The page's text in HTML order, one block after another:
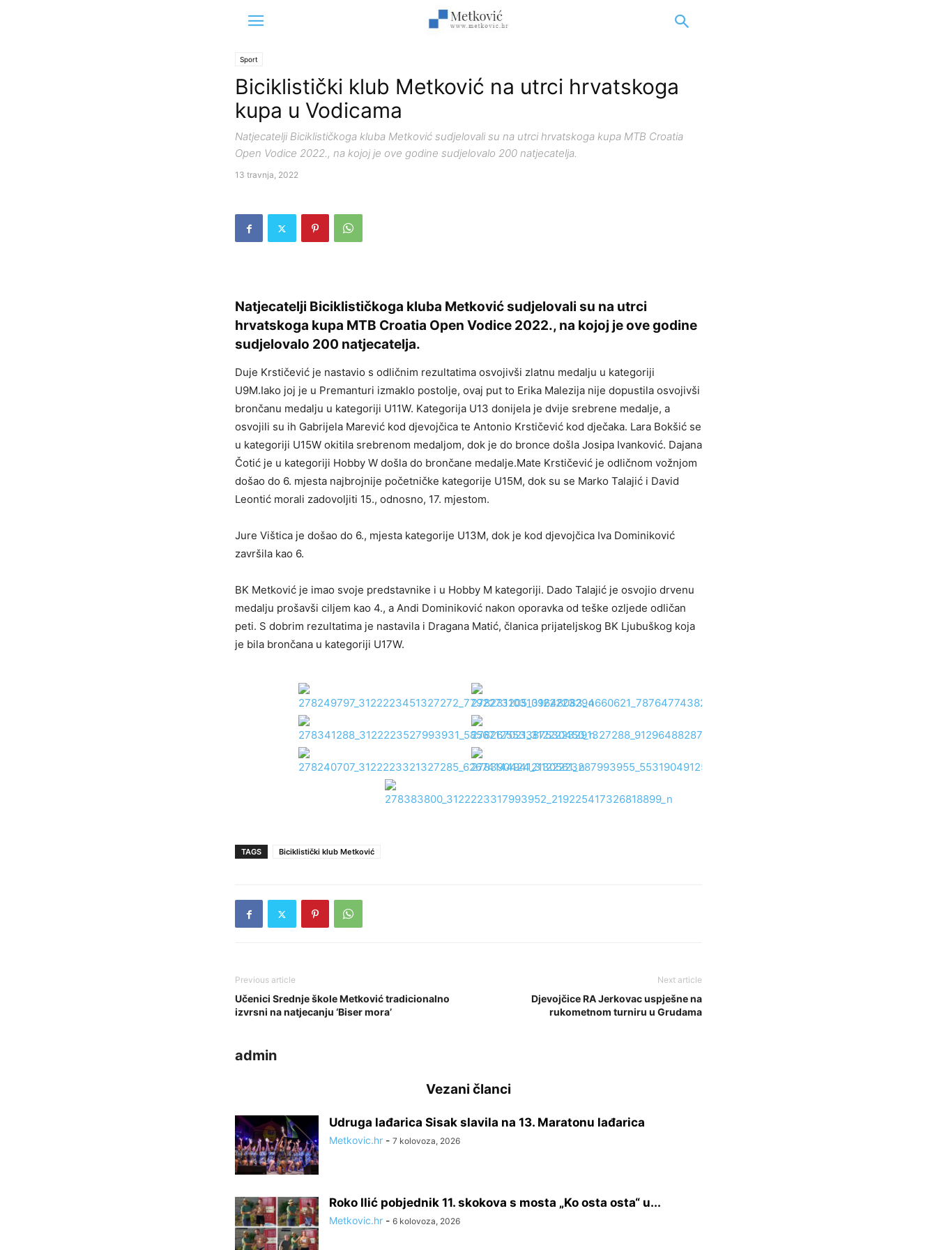
Sport
Biciklistički klub Metković na utrci hrvatskoga
kupa u Vodicama
Natjecatelji Biciklističkoga kluba Metković sudjelovali su na utrci hrvatskoga kupa MTB Croatia
Open Vodice 2022., na kojoj je ove godine sudjelovalo 200 natjecatelja.
13 travnja, 2022
Natjecatelji Biciklističkoga kluba Metković sudjelovali su na utrci
hrvatskoga kupa MTB Croatia Open Vodice 2022., na kojoj je ove godine
sudjelovalo 200 natjecatelja.
Duje Krstičević je nastavio s odličnim rezultatima osvojivši zlatnu medalju u kategoriji
U9M.Iako joj je u Premanturi izmaklo postolje, ovaj put to Erika Malezija nije dopustila osvojivši
brončanu medalju u kategoriji U11W. Kategorija U13 donijela je dvije srebrene medalje, a
osvojili su ih Gabrijela Marević kod djevojčica te Antonio Krstičević kod dječaka. Lara Bokšić se
u kategoriji U15W okitila srebrenom medaljom, dok je do bronce došla Josipa Ivanković. Dajana
Čotić je u kategoriji Hobby W došla do brončane medalje.Mate Krstičević je odličnom vožnjom
došao do 6. mjesta najbrojnije početničke kategorije U15M, dok su se Marko Talajić i David
Leontić morali zadovoljiti 15., odnosno, 17. mjestom.
Jure Vištica je došao do 6., mjesta kategorije U13M, dok je kod djevojčica Iva Dominiković
završila kao 6.
BK Metković je imao svoje predstavnike i u Hobby M kategoriji. Dado Talajić je osvojio drvenu
medalju prošavši ciljem kao 4., a Andi Dominiković nakon oporavka od teške ozljede odličan
peti. S dobrim rezultatima je nastavila i Dragana Matić, članica prijateljskog BK Ljubuškog koja
je bila brončana u kategoriji U17W.
TAGS Biciklistički klub Metković
Previous article
Učenici Srednje škole Metković tradicionalno
izvrsni na natjecanju ‘Biser mora’
Next article
Djevojčice RA Jerkovac uspješne na
rukometnom turniru u Grudama
admin
Vezani članci
Udruga lađarica Sisak slavila na 13. Maratonu lađarica
Metkovic.hr - 7 kolovoza, 2026
Roko Ilić pobjednik 11. skokova s mosta „Ko osta osta“ u...
Metkovic.hr - 6 kolovoza, 2026